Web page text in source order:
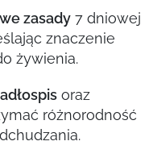
zasady7 dniowej
znaczenie
żywienia.
oraz
różnorodność